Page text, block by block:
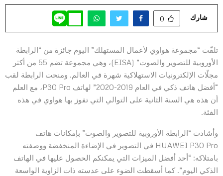
شارك 0
تلقّت “مجموعة هواوي لأعمال المستهلك” اليوم جائزة من “الرابطة
الأوروبية للتصوير والصوت” (EISA)، وهي مجموعة تضم 55 من أكثر
مجلّات الإلكترونيات الاستهلاكية شهرة في العالم. ومنحت الرابطة لقب
“أفضل هاتف ذكي في العام 2019-2020” لهاتف P30 Pro، مع العلم
أن هذه هي السنة الثانية على التوالي التي تفوز بها هواوي في هذه
الفئة.
وأشادت “الرابطة الأوروبية للتصوير والصوت” بإمكانات هاتف
HUAWEI P30 Pro في التصوير في الإضاءة المنخفضة ووصفته
بامتلاكه: “أحد أفضل الميزات التي يمكنكم الحصول عليها في الهاتف
الذكي اليوم”. كما أسقطت الضوء على عدسته ذات الزاوية الواسعة